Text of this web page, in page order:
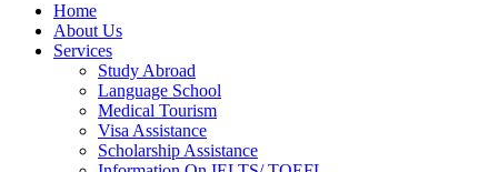
Home
About Us
Services
Study Abroad
Language School
Medical Tourism
Visa Assistance
Scholarship Assistance